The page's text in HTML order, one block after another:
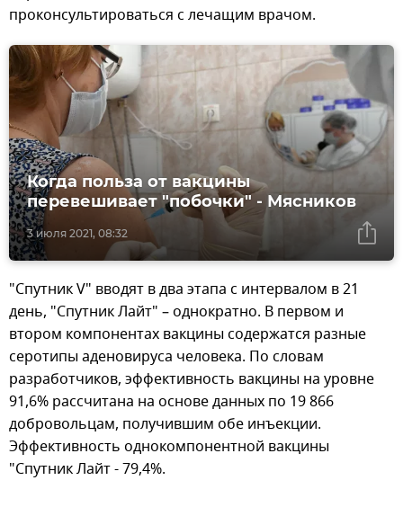
проконсультироваться с лечащим врачом.
3 июля 2021, 08:32
Когда польза от вакцины
перевешивает "побочки" - Мясников
"Спутник V" вводят в два этапа с интервалом в 21
день, "Спутник Лайт" – однократно. В первом и
втором компонентах вакцины содержатся разные
серотипы аденовируса человека. По словам
разработчиков, эффективность вакцины на уровне
91,6% рассчитана на основе данных по 19 866
добровольцам, получившим обе инъекции.
Эффективность однокомпонентной вакцины
"Спутник Лайт - 79,4%.